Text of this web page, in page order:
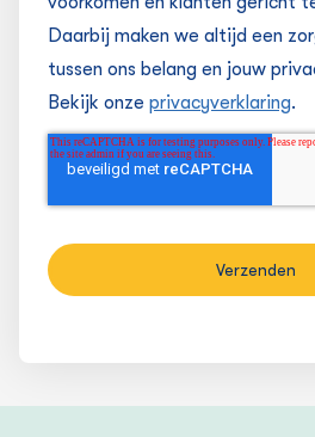
Daarbij maken we altijd een
tussen ons belang en jouw
Bekijk onze privacyverklaring.